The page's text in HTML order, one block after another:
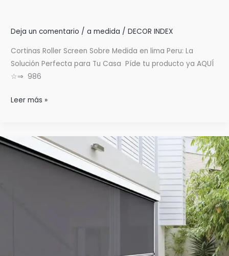
Deja un comentario / a medida / DECOR INDEX
Cortinas Roller Screen Sobre Medida en lima Peru: La
Solución Perfecta para Tu Casa Píde tu producto ya AQUÍ
☆⇒ 986
Cortinas
Sobre
Medida
Leer más »